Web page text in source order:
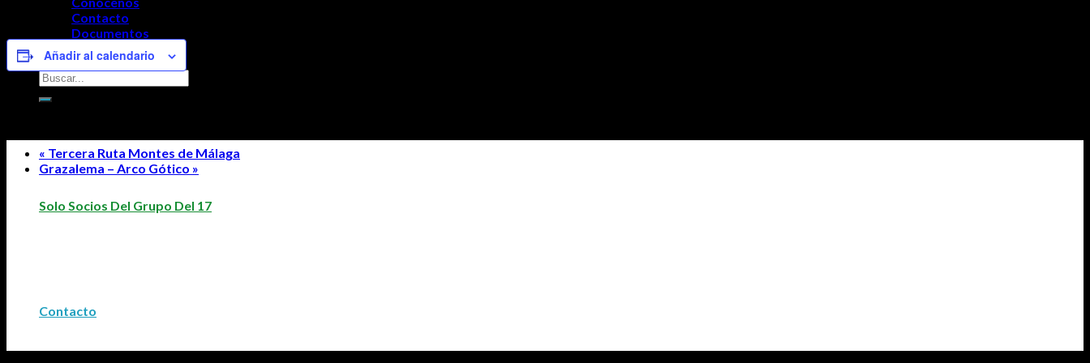
Contacto
Documentos
Acceso Socios
Añadir al calendario
« Tercera Ruta Montes de Málaga
Grazalema – Arco Gótico »
Solo Socios Del Grupo Del 17
Contacto